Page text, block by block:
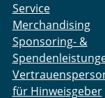
Service
Merchandising
Sponsoring- &
für Hinweisgeber